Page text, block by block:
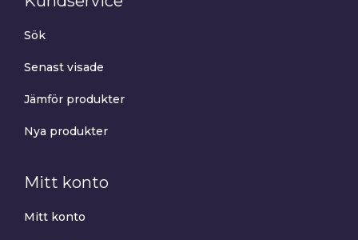
Sök
Senast visade
Jämför produkter
Nya produkter
Mitt konto
Mitt konto